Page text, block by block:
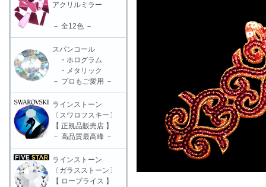
アクリルミラー
－ 全12色 －
スパンコール
・ホログラム
・メタリック
－ プロもご愛用 －
ラインストーン
〔スワロフスキー〕
【 正規品販売店 】
－ 高品質最高峰 －
ラインストーン
〔ガラスストーン〕
【 ロープライス 】